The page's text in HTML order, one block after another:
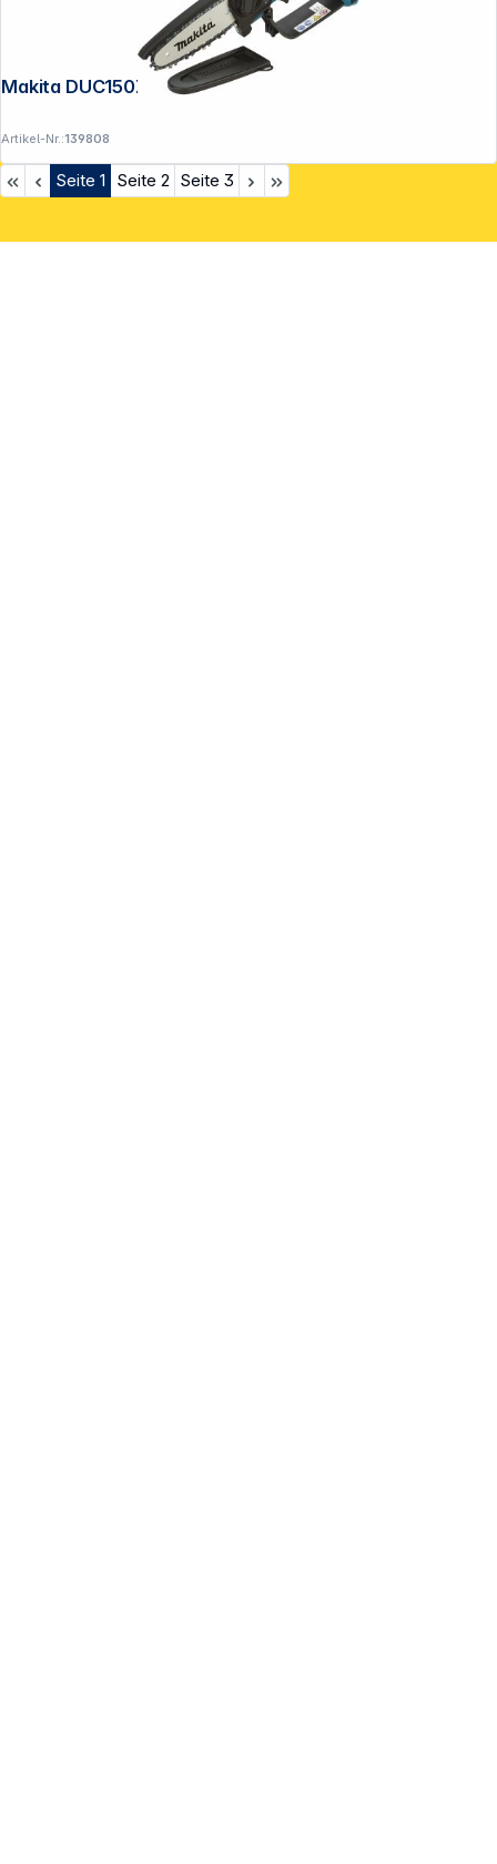
Makita DUC150Z Akku-Astsäge
Artikel-Nr.:139808
Seite 1 Seite 2 Seite 3